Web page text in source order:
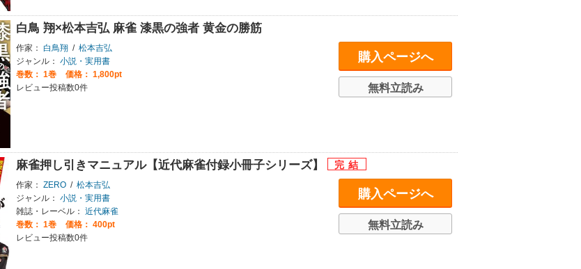
白鳥 翔×松本吉弘 麻雀 漆黒の強者 黄金の勝筋
作家： 白鳥翔 / 松本吉弘
ジャンル： 小説・実用書
巻数： 1巻
価格： 1,800pt
レビュー投稿数0件
購入ページへ
無料立読み
麻雀押し引きマニュアル【近代麻雀付録小冊子シリーズ】
作家： ZERO / 松本吉弘
ジャンル： 小説・実用書
雑誌・レーベル： 近代麻雀
巻数： 1巻
価格： 400pt
レビュー投稿数0件
購入ページへ
無料立読み